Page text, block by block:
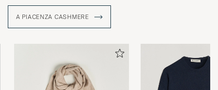
A PIACENZA CASHMERE